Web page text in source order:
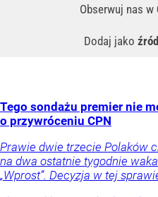
Obserwuj nas w
Dodaj jako
Tego sondażu premier nie
o przywróceniu CPN
Prawie dwie trzecie Polaków
na dwa ostatnie tygodnie
„Wprost”. Decyzja w tej